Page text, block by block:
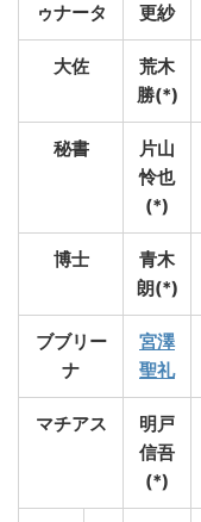
ゥナータ
更紗
大佐
荒木
勝(*)
秘書
片山
怜也
(*)
博士
青木
朗(*)
ブブリー
ナ
宮澤
聖礼
マチアス
明戸
信吾
(*)